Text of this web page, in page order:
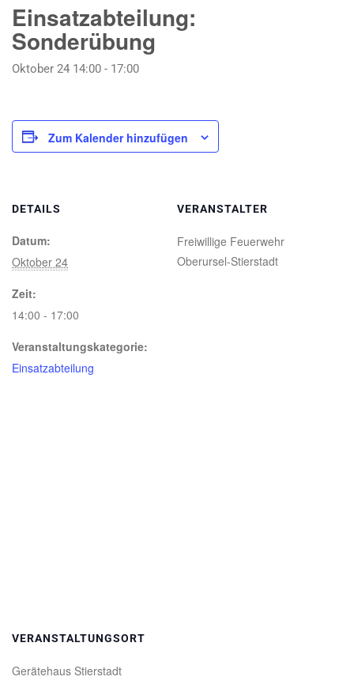
Einsatzabteilung:
Sonderübung
Oktober 24 14:00 - 17:00
Zum Kalender hinzufügen
DETAILS
Datum:
Oktober 24
Zeit:
14:00 - 17:00
Veranstaltungskategorie:
Einsatzabteilung
VERANSTALTER
Freiwillige Feuerwehr
Oberursel-Stierstadt
VERANSTALTUNGSORT
Gerätehaus Stierstadt